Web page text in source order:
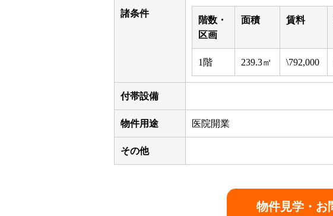
諸条件
階数・
区画
面積 賃料
1階 239.3㎡ \792,000
付帯設備
物件用途 医院開業
その他